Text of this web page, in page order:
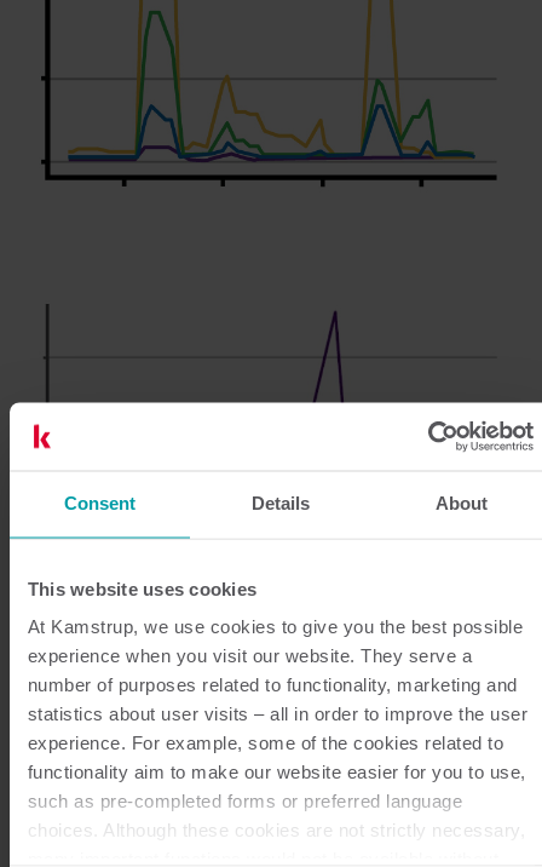
Consent Details About
This website uses cookies
At Kamstrup, we use cookies to give you the best possible
experience when you visit our website. They serve a
number of purposes related to functionality, marketing and
statistics about user visits – all in order to improve the user
experience. For example, some of the cookies related to
functionality aim to make our website easier for you to use,
such as pre-completed forms or preferred language
choices. Although these cookies are not strictly necessary,
Rohrbruch in einem
Verbraucherhaushalt
Ein plötzlicher akustischer Spitzenwert deutet darauf
hin, dass es an einer Stelle zu einer Abweichung
kommt. Ursache könnte entweder ein extrem hoher
Verbrauch oder ein Rohrbruch sein. Das Beispiel
unten zeigt einen Rohrbruch in einem